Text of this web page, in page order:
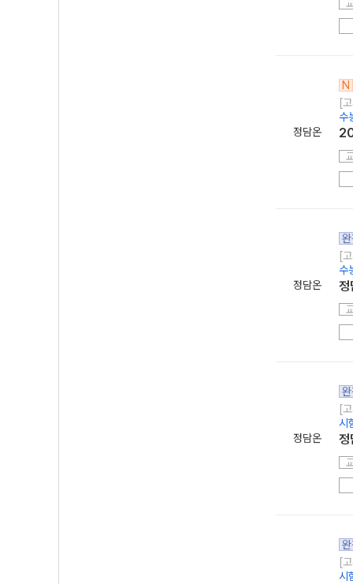
정담온
N
[
수
정담온
[
수
정
정담온
[
시
정
[
시